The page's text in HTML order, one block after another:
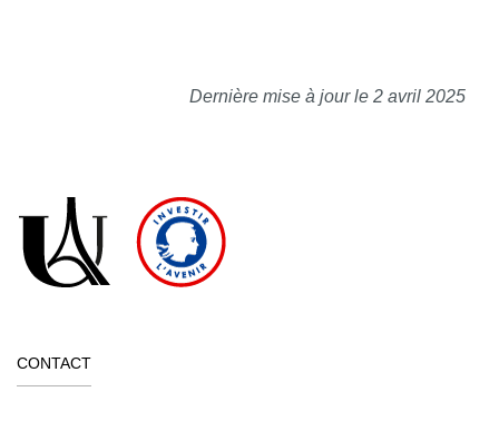
Dernière mise à jour le 2 avril 2025
CONTACT